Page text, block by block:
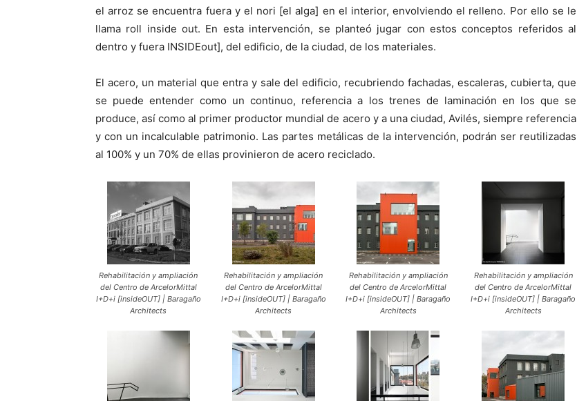
el arroz se encuentra fuera y el nori [el alga] en el interior, envolviendo el relleno. Por ello se le
llama roll inside out. En esta intervención, se planteó jugar con estos conceptos referidos al
dentro y fuera INSIDEout], del edificio, de la ciudad, de los materiales.
El acero, un material que entra y sale del edificio, recubriendo fachadas, escaleras, cubierta, que
se puede entender como un continuo, referencia a los trenes de laminación en los que se
produce, así como al primer productor mundial de acero y a una ciudad, Avilés, siempre referencia
y con un incalculable patrimonio. Las partes metálicas de la intervención, podrán ser reutilizadas
al 100% y un 70% de ellas provinieron de acero reciclado.
Rehabilitación y ampliación
del Centro de ArcelorMittal
I+D+i [insideOUT] | Baragaño
Architects
Rehabilitación y ampliación
del Centro de ArcelorMittal
I+D+i [insideOUT] | Baragaño
Architects
Rehabilitación y ampliación
del Centro de ArcelorMittal
I+D+i [insideOUT] | Baragaño
Architects
Rehabilitación y ampliación
del Centro de ArcelorMittal
I+D+i [insideOUT] | Baragaño
Architects